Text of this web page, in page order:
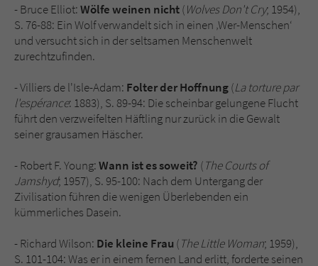
- Bruce Elliot:Wölfe weinen nicht(Wolves Don't Cry; 1954),
S. 76-88: Ein Wolf verwandelt sich in einen ‚Wer-Menschen‘
und versucht sich in der seltsamen Menschenwelt
zurechtzufinden.
- Villiers de l'Isle-Adam: Folter der Hoffnung(La torture par
l'espérance: 1883), S. 89-94: Die scheinbar gelungene Flucht
führt den verzweifelten Häftling nur zurück in die Gewalt
seiner grausamen Häscher.
- Robert F. Young:Wann ist es soweit? (The Courts of
Jamshyd; 1957), S. 95-100: Nach dem Untergang der
Zivilisation führen die wenigen Überlebenden ein
kümmerliches Dasein.
- Richard Wilson: Die kleine Frau (The Little Woman; 1959),
S. 101-104: Was er in einem fernen Land erlitt, forderte seinen